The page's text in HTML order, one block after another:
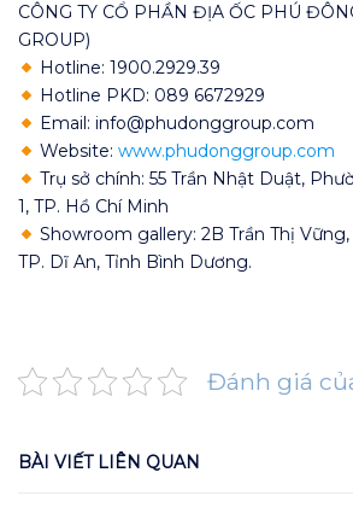
CÔNG TY CỔ PHẦN ĐỊA ỐC PHÚ
GROUP)
Hotline: 1900.2929.39
Hotline PKD: 089 6672929
Email: info@phudonggroup.com
Website: www.phudonggroup.com
Trụ sở chính: 55 Trần Nhật Duật,
1, TP. Hồ Chí Minh
Showroom gallery: 2B Trần Thị
TP. Dĩ An, Tỉnh Bình Dương.
Đánh giá
BÀI VIẾT LIÊN QUAN